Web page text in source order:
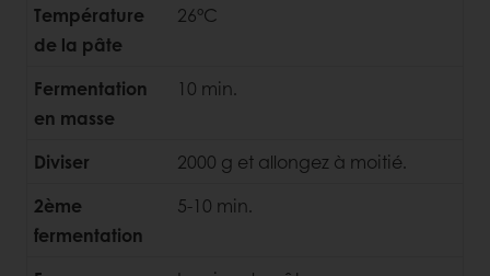
Température
de la pâte
26°C
Fermentation
en masse
10 min.
Diviser
2000 g et allongez à moitié.
2ème
fermentation
5-10 min.